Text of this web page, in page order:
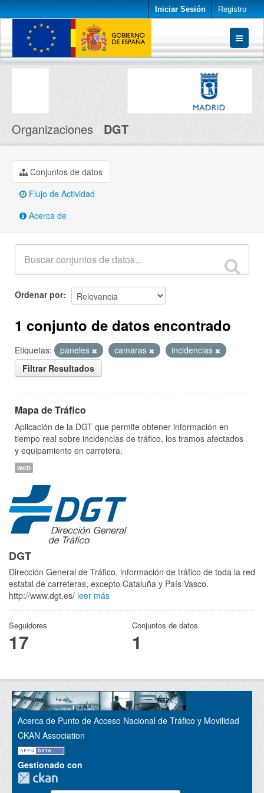
Iniciar Sesión Registro
Conjuntos de datos
Organizaciones DGT
Conjuntos de datos
Flujo de Actividad
Acerca de
Ordenar por
1 conjunto de datos encontrado
Etiquetas: paneles camaras
incidencias
Filtrar Resultados
Mapa de Tráfico
Aplicación de la DGT que permite obtener información en
tiempo real sobre incidencias de tráfico, los tramos afectados
y equipamiento en carretera.
web
DGT
Dirección General de Tráfico, información de tráfico de toda la red
estatal de carreteras, excepto Cataluña y País Vasco.
http://www.dgt.es/ leer más
Seguidores
17
Conjuntos de datos
1
Acerca de Punto de Acceso Nacional de Tráfico y Movilidad
CKAN Association
Gestionado con